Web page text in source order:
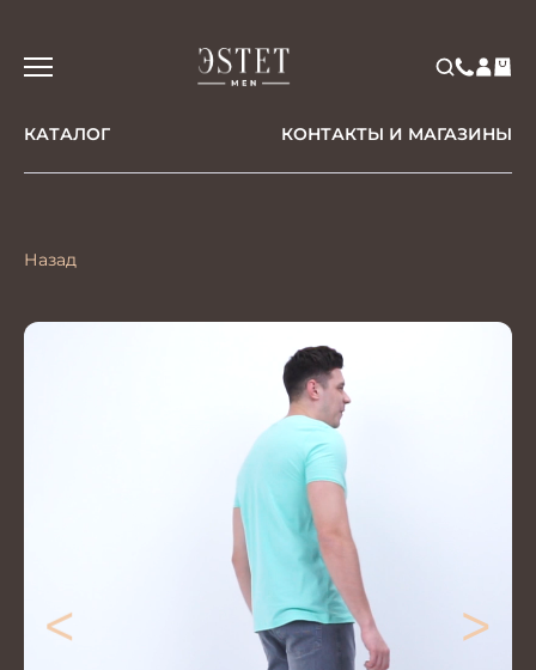
КАТАЛОГ КОНТАКТЫ И МАГАЗИНЫ
Назад
< >